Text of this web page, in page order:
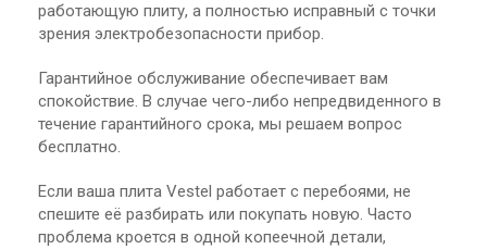
работающую плиту, а полностью исправный с точки
зрения электробезопасности прибор.
Гарантийное обслуживание обеспечивает вам
спокойствие. В случае чего-либо непредвиденного в
течение гарантийного срока, мы решаем вопрос
бесплатно.
Если ваша плита Vestel работает с перебоями, не
спешите её разбирать или покупать новую. Часто
проблема кроется в одной копеечной детали,